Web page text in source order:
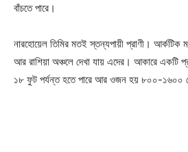
বাঁচতে পারে।
নারহোয়েল তিমির মতই স্তন্যপায়ী প্রাণী। আর্কটিক
আর রাশিয়া অঞ্চলে দেখা যায় এদের। আকারে একটি
১৮ ফুট পর্যন্ত হতে পারে আর ওজন হয় ৮০০-১৬০০